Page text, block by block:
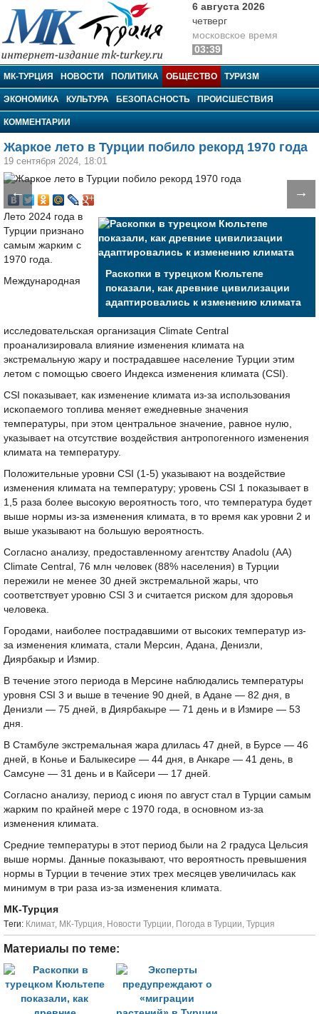
МК-Турция
6 августа 2026
четверг
московское время
03:39
МК-ТУРЦИЯ НОВОСТИ ПОЛИТИКА ОБЩЕСТВО ТУРИЗМ
ЭКОНОМИКА КУЛЬТУРА БЕЗОПАСНОСТЬ ПРОИСШЕСТВИЯ
КОММЕНТАРИИ
Жаркое лето в Турции побило рекорд 1970 года
19 сентября 2024, 18:01
← →
Раскопки в турецком Кюльтепе
показали, как древние цивилизации
адаптировались к изменению климата
Лето 2024 года в
Турции признано
самым жарким с
1970 года.
Международная
исследовательская организация Climate Central
проанализировала влияние изменения климата на
экстремальную жару и пострадавшее население Турции этим
летом с помощью своего Индекса изменения климата (CSI).
CSI показывает, как изменение климата из-за использования
ископаемого топлива меняет ежедневные значения
температуры, при этом центральное значение, равное нулю,
указывает на отсутствие воздействия антропогенного изменения
климата на температуру.
Положительные уровни CSI (1-5) указывают на воздействие
изменения климата на температуру; уровень CSI 1 показывает в
1,5 раза более высокую вероятность того, что температура будет
выше нормы из-за изменения климата, в то время как уровни 2 и
выше указывают на большую вероятность.
Согласно анализу, предоставленному агентству Anadolu (AA)
Climate Central, 76 млн человек (88% населения) в Турции
пережили не менее 30 дней экстремальной жары, что
соответствует уровню CSI 3 и считается риском для здоровья
человека.
Городами, наиболее пострадавшими от высоких температур из-
за изменения климата, стали Мерсин, Адана, Денизли,
Диярбакыр и Измир.
В течение этого периода в Мерсине наблюдались температуры
уровня CSI 3 и выше в течение 90 дней, в Адане — 82 дня, в
Денизли — 75 дней, в Диярбакыре — 71 день и в Измире — 53
дня.
В Стамбуле экстремальная жара длилась 47 дней, в Бурсе — 46
дней, в Конье и Балыкесире — 44 дня, в Анкаре — 41 день, в
Самсуне — 31 день и в Кайсери — 17 дней.
Согласно анализу, период с июня по август стал в Турции самым
жарким по крайней мере с 1970 года, в основном из-за
изменения климата.
Средние температуры в этот период были на 2 градуса Цельсия
выше нормы. Данные показывают, что вероятность превышения
нормы в Турции в течение этих трех месяцев увеличилась как
минимум в три раза из-за изменения климата.
МК-Турция
Tеги: Климат, МК-Турция, Новости Турции, Погода в Турции, Турция
Материалы по теме: